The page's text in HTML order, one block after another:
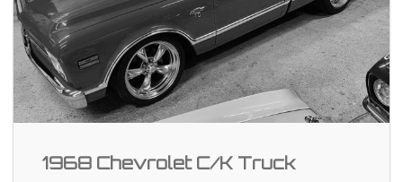
1968 Chevrolet C/K Truck